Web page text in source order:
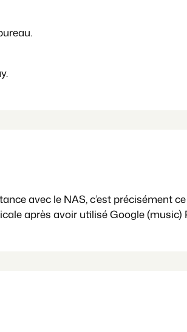
avec le NAS, c’est précisément
après avoir utilisé Google (music)